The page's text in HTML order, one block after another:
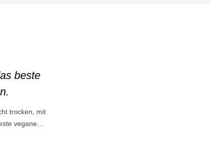
beste
trocken, mit
vegane…